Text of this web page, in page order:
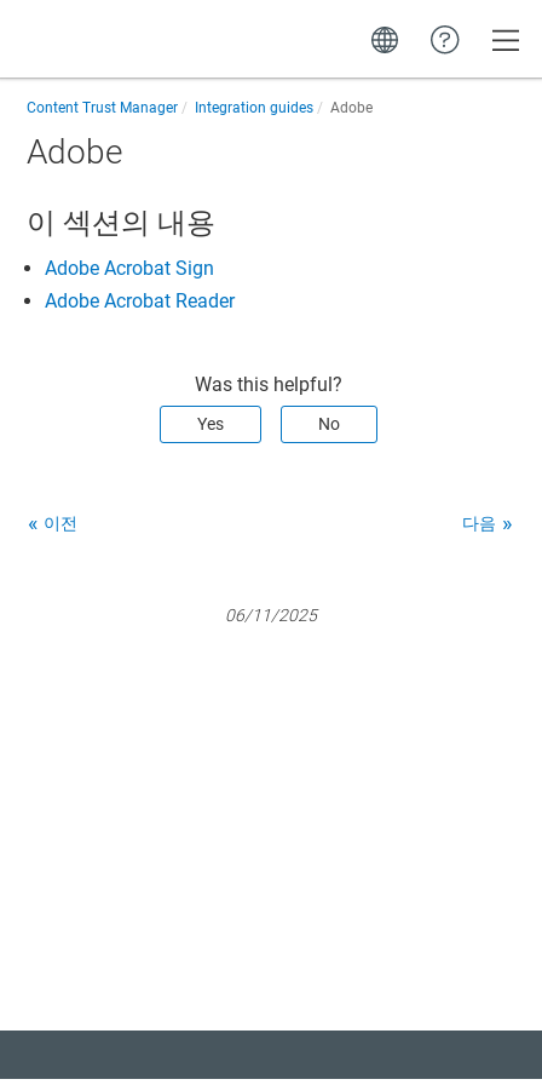
Content Trust Manager Integration guides Adobe
Adobe
이 섹션의 내용
Adobe Acrobat Sign
Adobe Acrobat Reader
Was this helpful?
Yes No
이전 다음
06/11/2025